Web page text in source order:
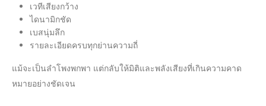
เวทีเสียงกว้าง
ไดนามิกชัด
เบสนุ่มลึก
รายละเอียดครบทุกย่านความถี่
แม้จะเป็นลำโพงพกพา แต่กลับให้มิติและพลังเสียงที่เกินความคาด
หมายอย่างชัดเจน